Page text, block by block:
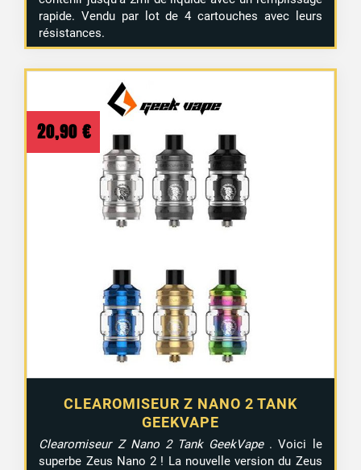
rapide. Vendu par lot de 4 cartouches avec leurs
résistances.
CLEAROMISEUR Z NANO 2 TANK
GEEKVAPE
20,90 €
Clearomiseur Z Nano 2 Tank GeekVape. Voici le
superbe Zeus Nano 2 ! La nouvelle version du Zeus